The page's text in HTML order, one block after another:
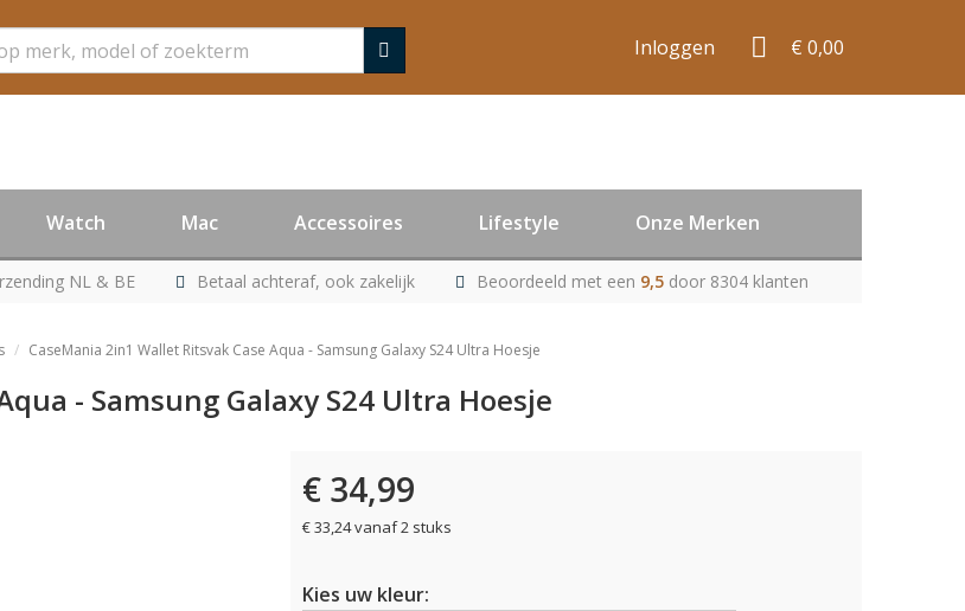
Inloggen € 0,00
Watch Mac Accessoires Lifestyle Onze Merken
NL & BE Betaal achteraf, ook zakelijk Beoordeeld met een 9,5 door 8304 klanten
CaseMania 2in1 Wallet Ritsvak Case Aqua - Samsung Galaxy S24 Ultra Hoesje
- Samsung Galaxy S24 Ultra Hoesje
€ 34,99
€ 33,24 vanaf 2 stuks
Kies uw kleur: